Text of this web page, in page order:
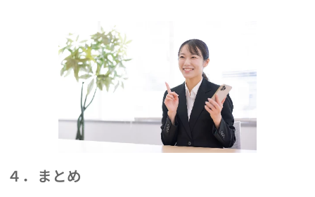
４．まとめ